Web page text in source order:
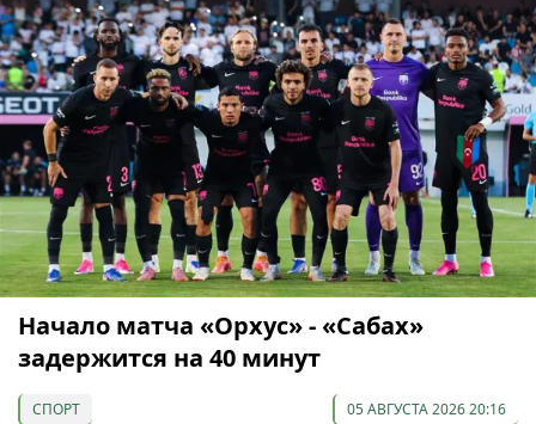
Начало матча «Орхус» - «Сабах»
задержится на 40 минут
СПОРТ 05 АВГУСТА 2026 20:16